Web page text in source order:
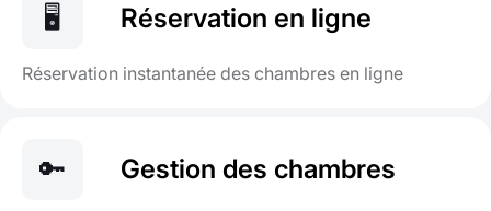
🖥️ Réservation en ligne
Réservation instantanée des chambres en ligne
🔑 Gestion des chambres